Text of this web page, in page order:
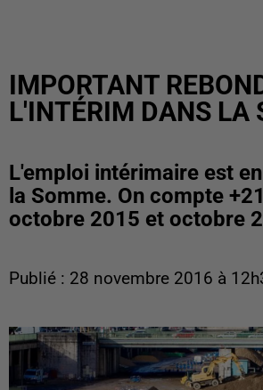
IMPORTANT
L'INTÉRIM DANS LA
L'emploi intérimaire est
la Somme. On compte
octobre 2015 et octobre
Publié : 28 novembre 2016 à